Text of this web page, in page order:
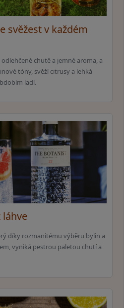
svěžest v každém
chutě a jemné aroma, a
tóny, svěží citrusy a lehká
ladí.
láhve
díky rozmanitému výběru bylin a
vyniká pestrou paletou chutí a